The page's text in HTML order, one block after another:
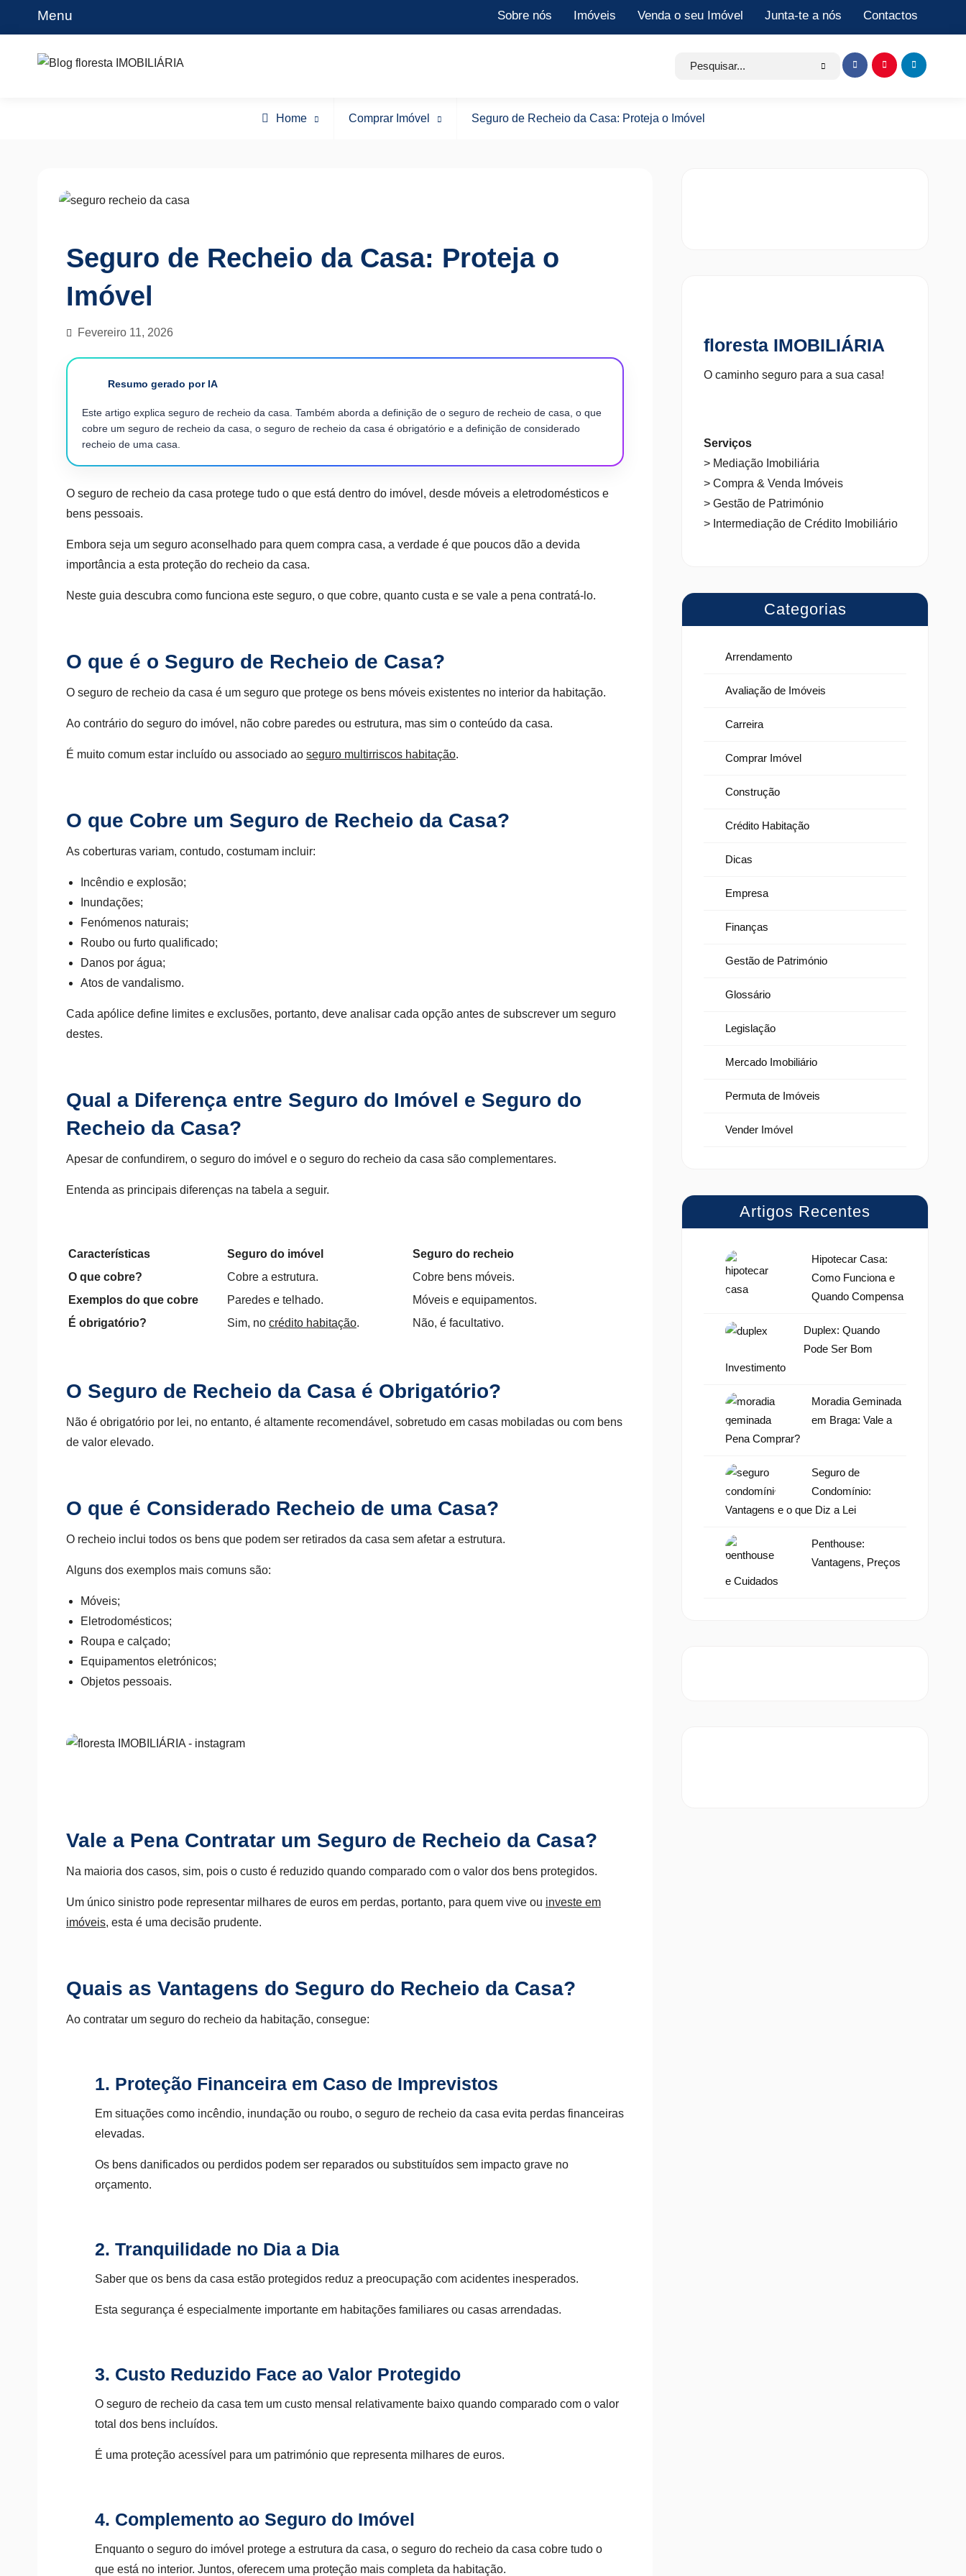
Menu Sobre nós Imóveis Venda o seu Imóvel Junta-te a nós Contactos
Blog floresta IMOBILIÁRIA
Search
Item
Item
Item
Home
Comprar Imóvel Seguro de Recheio da Casa: Proteja o Imóvel
Seguro de Recheio da Casa: Proteja o
Imóvel
Fevereiro 11, 2026
Resumo gerado por IA
Este artigo explica seguro de recheio da casa. Também aborda a definição de o seguro de recheio de casa, o que
cobre um seguro de recheio da casa, o seguro de recheio da casa é obrigatório e a definição de considerado
recheio de uma casa.
O seguro de recheio da casa protege tudo o que está dentro do imóvel, desde móveis a eletrodomésticos e
bens pessoais.
Embora seja um seguro aconselhado para quem compra casa, a verdade é que poucos dão a devida
importância a esta proteção do recheio da casa.
Neste guia descubra como funciona este seguro, o que cobre, quanto custa e se vale a pena contratá-lo.
O que é o Seguro de Recheio de Casa?
O seguro de recheio da casa é um seguro que protege os bens móveis existentes no interior da habitação.
Ao contrário do seguro do imóvel, não cobre paredes ou estrutura, mas sim o conteúdo da casa.
É muito comum estar incluído ou associado ao seguro multirriscos habitação.
O que Cobre um Seguro de Recheio da Casa?
As coberturas variam, contudo, costumam incluir:
Incêndio e explosão;
Inundações;
Fenómenos naturais;
Roubo ou furto qualificado;
Danos por água;
Atos de vandalismo.
Cada apólice define limites e exclusões, portanto, deve analisar cada opção antes de subscrever um seguro
destes.
Qual a Diferença entre Seguro do Imóvel e Seguro do
Recheio da Casa?
Apesar de confundirem, o seguro do imóvel e o seguro do recheio da casa são complementares.
Entenda as principais diferenças na tabela a seguir.
Características Seguro do imóvel
Seguro do recheio
O que cobre?
Cobre a estrutura.
Cobre bens móveis.
Exemplos do que cobre
Paredes e telhado.
Móveis e equipamentos.
É obrigatório?
Sim, no crédito habitação. Não, é facultativo.
O Seguro de Recheio da Casa é Obrigatório?
Não é obrigatório por lei, no entanto, é altamente recomendável, sobretudo em casas mobiladas ou com bens
de valor elevado.
O que é Considerado Recheio de uma Casa?
O recheio inclui todos os bens que podem ser retirados da casa sem afetar a estrutura.
Alguns dos exemplos mais comuns são:
Móveis;
Eletrodomésticos;
Roupa e calçado;
Equipamentos eletrónicos;
Objetos pessoais.
Vale a Pena Contratar um Seguro de Recheio da Casa?
Na maioria dos casos, sim, pois o custo é reduzido quando comparado com o valor dos bens protegidos.
Um único sinistro pode representar milhares de euros em perdas, portanto, para quem vive ou investe em
imóveis, esta é uma decisão prudente.
Quais as Vantagens do Seguro do Recheio da Casa?
Ao contratar um seguro do recheio da habitação, consegue:
1. Proteção Financeira em Caso de Imprevistos
Em situações como incêndio, inundação ou roubo, o seguro de recheio da casa evita perdas financeiras
elevadas.
Os bens danificados ou perdidos podem ser reparados ou substituídos sem impacto grave no
orçamento.
2. Tranquilidade no Dia a Dia
Saber que os bens da casa estão protegidos reduz a preocupação com acidentes inesperados.
Esta segurança é especialmente importante em habitações familiares ou casas arrendadas.
3. Custo Reduzido Face ao Valor Protegido
O seguro de recheio da casa tem um custo mensal relativamente baixo quando comparado com o valor
total dos bens incluídos.
É uma proteção acessível para um património que representa milhares de euros.
4. Complemento ao Seguro do Imóvel
Enquanto o seguro do imóvel protege a estrutura da casa, o seguro do recheio da casa cobre tudo o
que está no interior. Juntos, oferecem uma proteção mais completa da habitação.
floresta IMOBILIÁRIA
O caminho seguro para a sua casa!
Serviços
> Mediação Imobiliária
> Compra & Venda Imóveis
> Gestão de Património
> Intermediação de Crédito Imobiliário
Categorias
Arrendamento
Avaliação de Imóveis
Carreira
Comprar Imóvel
Construção
Crédito Habitação
Dicas
Empresa
Finanças
Gestão de Património
Glossário
Legislação
Mercado Imobiliário
Permuta de Imóveis
Vender Imóvel
Artigos Recentes
Hipotecar Casa:
Como Funciona e
Quando Compensa
Duplex: Quando
Pode Ser Bom
Investimento
Moradia Geminada
em Braga: Vale a
Pena Comprar?
Seguro de
Condomínio:
Vantagens e o que Diz a Lei
Penthouse:
Vantagens, Preços
e Cuidados